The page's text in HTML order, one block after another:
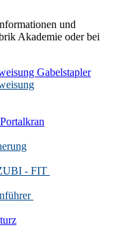
und
Akademie oder bei
Gabelstapler
- FIT